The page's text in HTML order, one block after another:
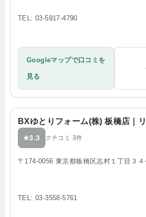
TEL: 03-5917-4790
Googleマップで口コミを
見る
BXゆとりフォーム(株) 板橋店｜
★3.3 クチコミ 3件
〒174-0056 東京都板橋区志村１丁目３４
TEL: 03-3558-5761